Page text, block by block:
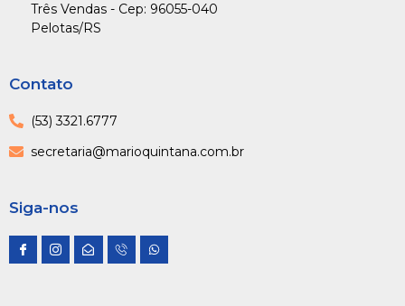
Três Vendas - Cep: 96055-040
Pelotas/RS
Contato
(53) 3321.6777
secretaria@marioquintana.com.br
Siga-nos
I
c
o
I
c
o
E
n
v
I
c
o
W
h
a